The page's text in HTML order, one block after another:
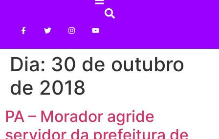
Dia: 30 de outubro
de 2018
PA – Morador agride
servidor da prefeitura de